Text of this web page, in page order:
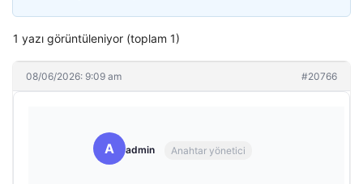
1 yazı görüntüleniyor (toplam 1)
08/06/2026: 9:09 am #20766
A admin Anahtar yönetici